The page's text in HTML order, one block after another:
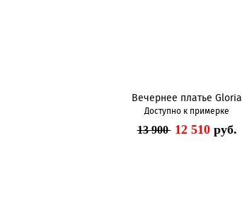
Вечернее платье Gloria
Доступно к примерке
13 900 12 510руб.